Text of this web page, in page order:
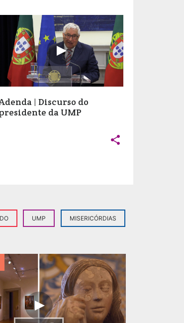
| Discurso do
da UMP

UMP MISERICÓRDIAS